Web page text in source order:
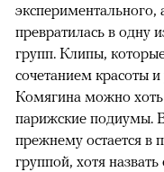
экспериментального,
превратилась в одну
групп. Клипы,
сочетанием красоты
Комягина можно хоть
парижские подиумы.
прежнему остается в
группой, хотя